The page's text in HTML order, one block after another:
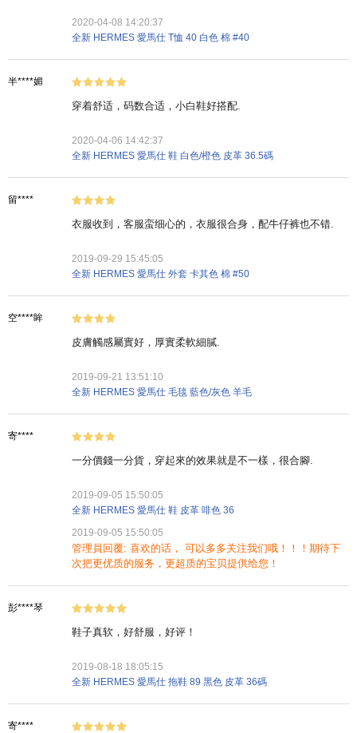
2020-04-08 14:20:37
全新 HERMES 愛馬仕 T恤 40 白色 棉 #40
半****媚
穿着舒适，码数合适，小白鞋好搭配.
2020-04-06 14:42:37
全新 HERMES 愛馬仕 鞋 白色/橙色 皮革 36.5碼
留****
衣服收到，客服蛮细心的，衣服很合身，配牛仔裤也不错.
2019-09-29 15:45:05
全新 HERMES 愛馬仕 外套 卡其色 棉 #50
空****眸
皮膚觸感屬實好，厚實柔軟細膩.
2019-09-21 13:51:10
全新 HERMES 愛馬仕 毛毯 藍色/灰色 羊毛
寄****
一分價錢一分貨，穿起來的效果就是不一樣，很合腳.
2019-09-05 15:50:05
全新 HERMES 愛馬仕 鞋 皮革 啡色 36
2019-09-05 15:50:05
管理員回覆: 喜欢的话， 可以多多关注我们哦！！！期待下
次把更优质的服务，更超质的宝贝提供给您！
彭****琴
鞋子真软，好舒服，好评！
2019-08-18 18:05:15
全新 HERMES 愛馬仕 拖鞋 89 黑色 皮革 36碼
寄****